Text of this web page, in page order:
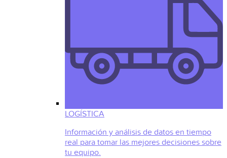
LOGÍSTICA
Información y análisis de datos en tiempo
real para tomar las mejores decisiones sobre
tu equipo.